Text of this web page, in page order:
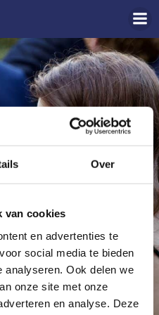
Over
van cookies
en advertenties te
social media te bieden
analyseren. Ook delen we
onze site met onze
en analyse. Deze
inhoud
springen